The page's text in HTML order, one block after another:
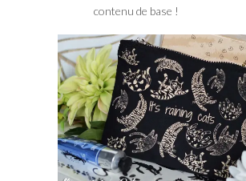
contenu de base !